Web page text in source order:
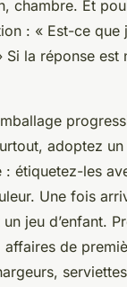
chambre. Et
: « Est-ce que
Si la réponse est
adoptez un
: étiquetez-les
Une fois
jeu d’enfant.
de